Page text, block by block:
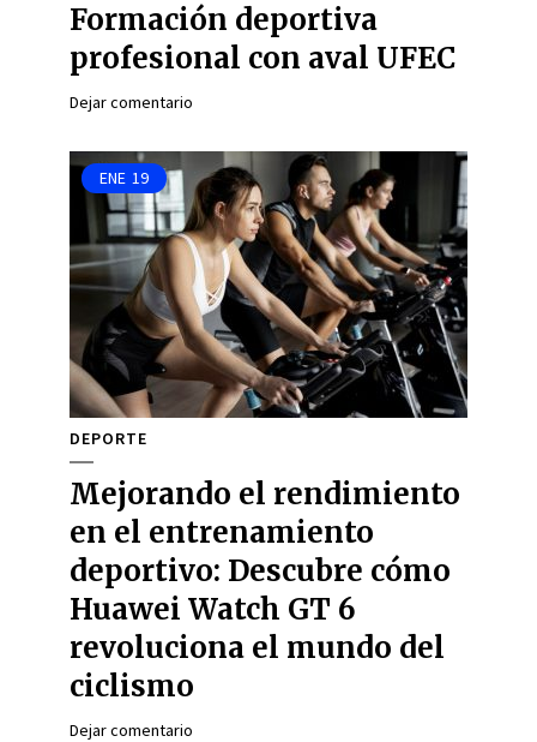
Formación deportiva
profesional con aval UFEC
Dejar comentario
ENE 19
DEPORTE
Mejorando el rendimiento
en el entrenamiento
deportivo: Descubre cómo
Huawei Watch GT 6
revoluciona el mundo del
ciclismo
Dejar comentario